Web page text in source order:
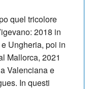
quel tricolore
2018 in
Un­gheria, poi in
Mallorca, 2021
Valen­ciana e
In questi